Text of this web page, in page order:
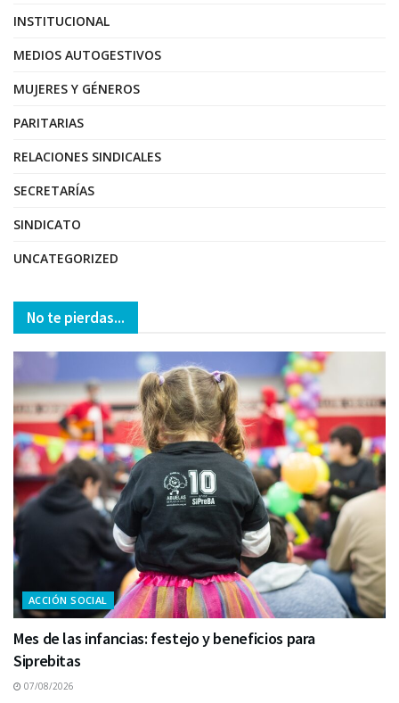
INSTITUCIONAL
MEDIOS AUTOGESTIVOS
MUJERES Y GÉNEROS
PARITARIAS
RELACIONES SINDICALES
SECRETARÍAS
SINDICATO
UNCATEGORIZED
No te pierdas...
ACCIÓN SOCIAL
Mes de las infancias: festejo y beneficios para
Siprebitas
07/08/2026